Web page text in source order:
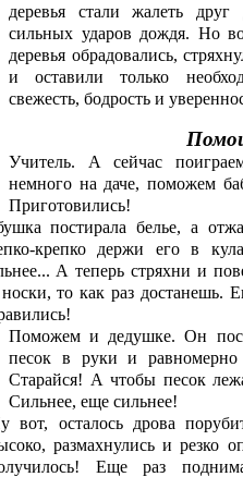
деревья стали жалеть
сильных ударов дождя. Но
деревья обрадовались,
и оставили только
свежесть, бодрость и
Учитель. А сейчас
немного на даче, поможем
Приготовились!
постирала белье, а
крепко держи его в
А теперь стряхни и
то как раз достанешь.
Поможем и дедушке. Он
песок в руки и
Старайся! А чтобы песок
Сильнее, еще сильнее!
вот, осталось дрова
размахнулись и резко
Еще раз